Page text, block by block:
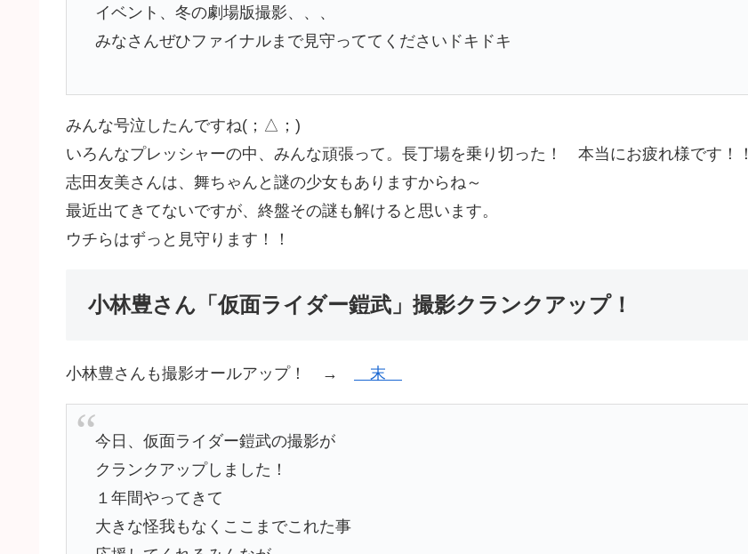
イベント、冬の劇場版撮影、、、
みなさんぜひファイナルまで見守っててくださいドキドキ
みんな号泣したんですね(；△；)
いろんなプレッシャーの中、みんな頑張って。長丁場を乗り切った！ 本当にお疲れ様です！！
志田友美さんは、舞ちゃんと謎の少女もありますからね～
最近出てきてないですが、終盤その謎も解けると思います。
ウチらはずっと見守ります！！
小林豊さん「仮面ライダー鎧武」撮影クランクアップ！
小林豊さんも撮影オールアップ！ → 末
今日、仮面ライダー鎧武の撮影が
クランクアップしました！
１年間やってきて
大きな怪我もなくここまでこれた事